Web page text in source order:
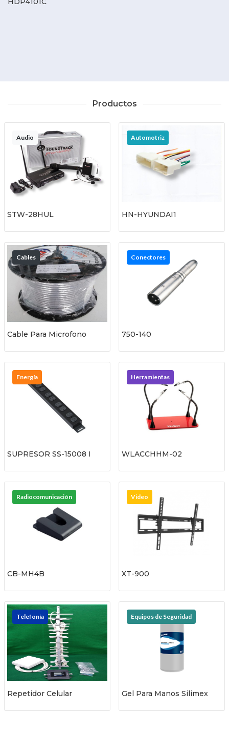
Productos
Audio
STW-28HUL
Automotriz
HN-HYUNDAI1
Cables
Cable Para Microfono
Conectores
750-140
Energía
SUPRESOR SS-15008 I
Herramientas
WLACCHHM-02
Radiocomunicación
CB-MH4B
Video
XT-900
Telefonía
Repetidor Celular
Equipos de Seguridad
Gel Para Manos Silimex